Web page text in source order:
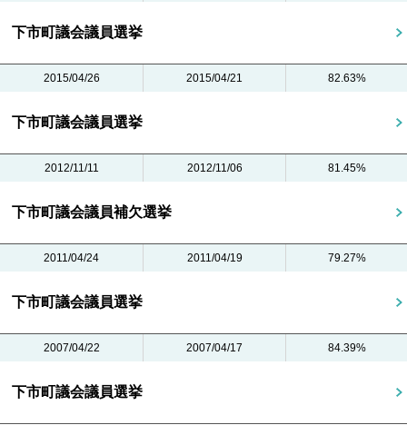
下市町議会議員選挙
2015/04/26 2015/04/21 82.63%
下市町議会議員選挙
2012/11/11 2012/11/06 81.45%
下市町議会議員補欠選挙
2011/04/24 2011/04/19 79.27%
下市町議会議員選挙
2007/04/22 2007/04/17 84.39%
下市町議会議員選挙